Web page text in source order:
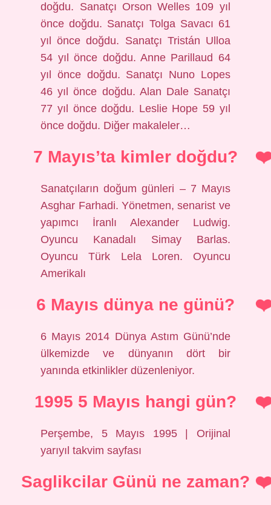
doğdu. Sanatçı Orson Welles 109 yıl
önce doğdu. Sanatçı Tolga Savacı 61
yıl önce doğdu. Sanatçı Tristán Ulloa
54 yıl önce doğdu. Anne Parillaud 64
yıl önce doğdu. Sanatçı Nuno Lopes
46 yıl önce doğdu. Alan Dale Sanatçı
77 yıl önce doğdu. Leslie Hope 59 yıl
önce doğdu. Diğer makaleler…
7 Mayıs’ta kimler doğdu?
Sanatçıların doğum günleri – 7 Mayıs
Asghar Farhadi. Yönetmen, senarist ve
yapımcı İranlı Alexander Ludwig.
Oyuncu Kanadalı Simay Barlas.
Oyuncu Türk Lela Loren. Oyuncu
Amerikalı
6 Mayıs dünya ne günü?
6 Mayıs 2014 Dünya Astım Günü’nde
ülkemizde ve dünyanın dört bir
yanında etkinlikler düzenleniyor.
1995 5 Mayıs hangi gün?
Perşembe, 5 Mayıs 1995 | Orijinal
yarıyıl takvim sayfası
Saglikcilar Günü ne zaman?